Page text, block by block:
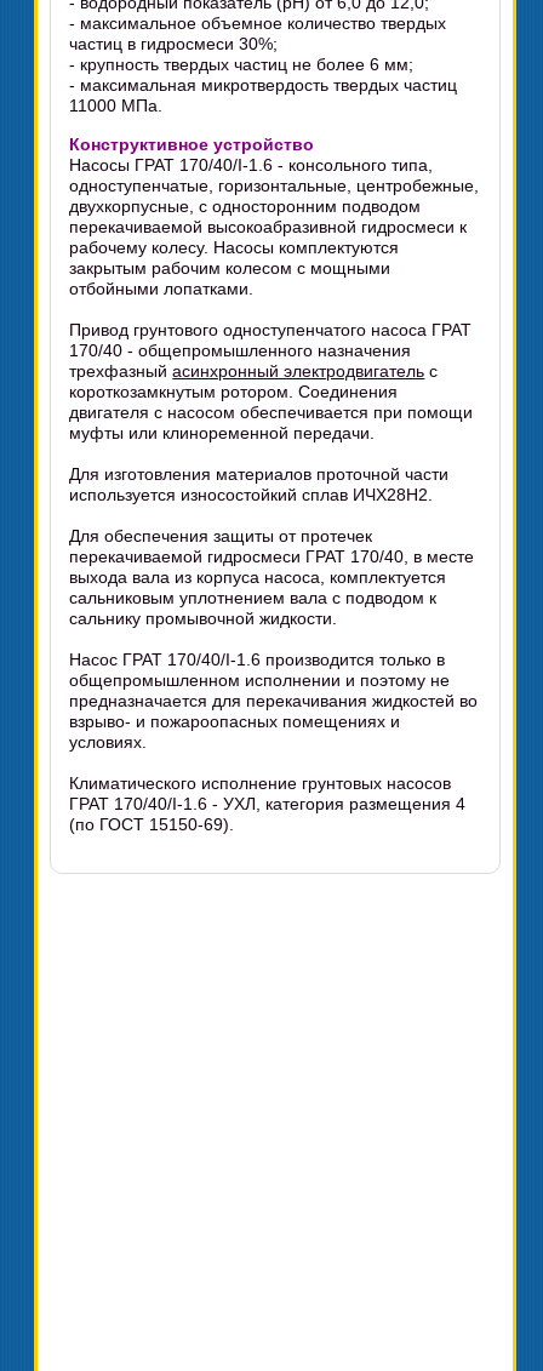
- максимальное объемное количество твердых
частиц в гидросмеси 30%;
- крупность твердых частиц не более 6 мм;
- максимальная микротвердость твердых частиц
11000 МПа.
Конструктивное устройство
Насосы ГРАТ 170/40/I-1.6 - консольного типа,
одноступенчатые, горизонтальные, центробежные,
двухкорпусные, с односторонним подводом
перекачиваемой высокоабразивной гидросмеси к
рабочему колесу. Насосы комплектуются
закрытым рабочим колесом с мощными
отбойными лопатками.
Привод грунтового одноступенчатого насоса ГРАТ
170/40 - общепромышленного назначения
трехфазныйасинхронный электродвигатель с
короткозамкнутым ротором. Соединения
двигателя с насосом обеспечивается при помощи
муфты или клиноременной передачи.
Для изготовления материалов проточной части
используется износостойкий сплав ИЧХ28Н2.
Для обеспечения защиты от протечек
перекачиваемой гидросмеси ГРАТ 170/40, в месте
выхода вала из корпуса насоса, комплектуется
сальниковым уплотнением вала с подводом к
сальнику промывочной жидкости.
Насос ГРАТ 170/40/I-1.6 производится только в
общепромышленном исполнении и поэтому не
предназначается для перекачивания жидкостей во
взрыво- и пожароопасных помещениях и
условиях.
Климатического исполнение грунтовых насосов
ГРАТ 170/40/I-1.6 - УХЛ, категория размещения 4
(по ГОСТ 15150-69).